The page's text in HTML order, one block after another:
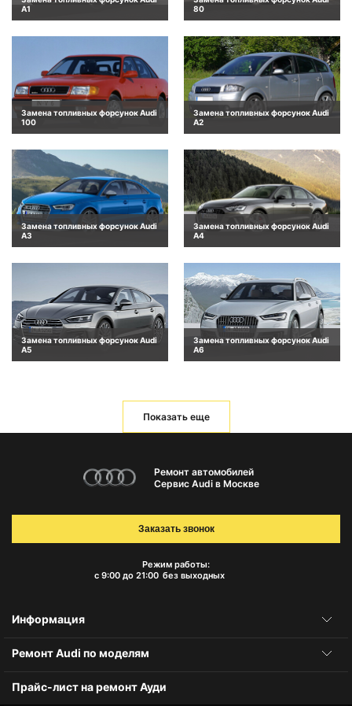
A1
80
Замена топливных форсунок Audi
100
Замена топливных форсунок Audi
A2
Замена топливных форсунок Audi
A3
Замена топливных форсунок Audi
A4
Замена топливных форсунок Audi
A5
Замена топливных форсунок Audi
A6
Показать еще
Ремонт автомобилей
Сервис Audi в Москве
Режим работы:
с 9:00 до 21:00 без выходных
Заказать звонок
Информация
Ремонт Audi по моделям
Прайс-лист на ремонт Ауди